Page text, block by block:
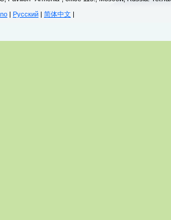
Русский 简体中文